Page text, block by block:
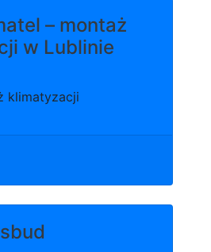
– montaż
w Lublinie
klimatyzacji